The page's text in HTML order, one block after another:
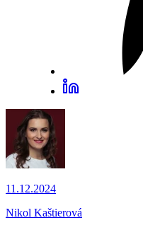
11.12.2024
Nikol Kaštierová